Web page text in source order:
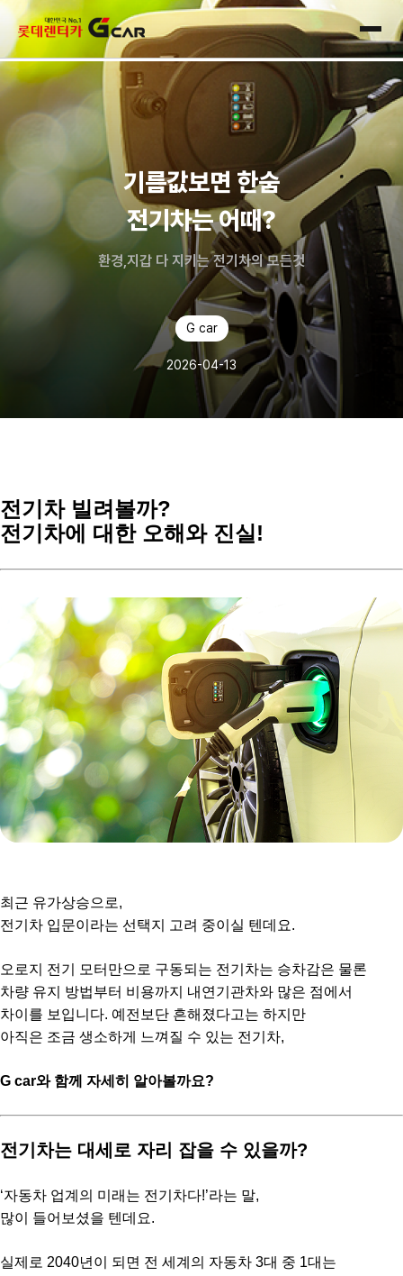
skip navigation
전체
기름값보면 한숨
전기차는 어때?
환경,지갑 다 지키는 전기차의 모든것
G car
2026-04-13
전기차 빌려볼까?
전기차에 대한 오해와 진실!
최근 유가상승으로,
전기차 입문이라는 선택지 고려 중이실 텐데요.
오로지 전기 모터만으로 구동되는 전기차는 승차감은 물론
차량 유지 방법부터 비용까지 내연기관차와 많은 점에서
차이를 보입니다. 예전보단 흔해졌다고는 하지만
아직은 조금 생소하게 느껴질 수 있는 전기차,
G car와 함께 자세히 알아볼까요?
전기차는 대세로 자리 잡을 수 있을까?
‘자동차 업계의 미래는 전기차다!’라는 말,
많이 들어보셨을 텐데요.
실제로 2040년이 되면 전 세계의 자동차 3대 중 1대는